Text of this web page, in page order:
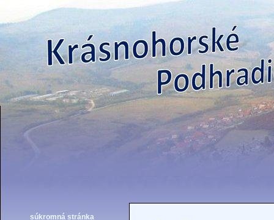
súkromná stránka